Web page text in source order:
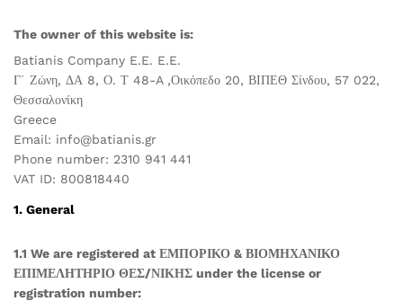
The owner of this website is:
Batianis Company E.E. E.E.
Γ΄ Ζώνη, ΔΑ 8, Ο. Τ 48-A ,Οικόπεδο 20, ΒΙΠΕΘ Σίνδου, 57 022,
Θεσσαλονίκη
Greece
Email: rg.sinaitab@ofni
Phone number: 2310 941 441
VAT ID: 800818440
1. General
1.1 We are registered at ΕΜΠΟΡΙΚΟ & ΒΙΟΜΗΧΑΝΙΚΟ
ΕΠΙΜΕΛΗΤΗΡΙΟ ΘΕΣ/ΝΙΚΗΣ under the license or
registration number: